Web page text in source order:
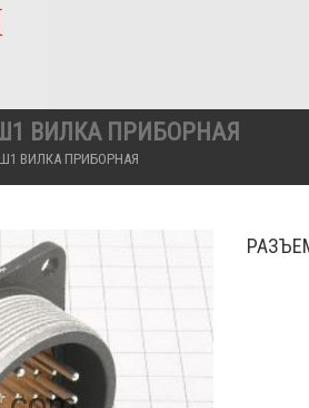
ВИЛКА ПРИБОРНАЯ
ВИЛКА ПРИБОРНАЯ